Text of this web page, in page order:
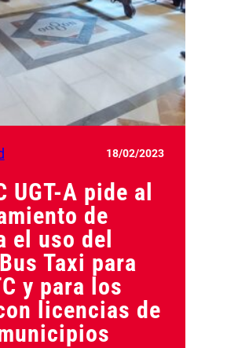
18/02/2023
UGT-A pide al
de
el uso del
Taxi para
y para los
licencias de